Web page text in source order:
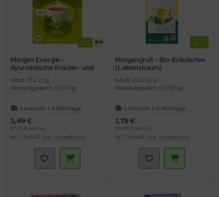
Morgen Energie -
Ayurvedische Kräuter- und
TEA)
Inhalt: 17 x 2,1 g
Versandgewicht: 0,071 kg
Lieferzeit: 1-4 Werktage
3,49 €
97,76 € pro 1 kg
inkl. 7 % MwSt. zzgl. Versandkosten
Morgengruß - Bio-Kräutertee
(Lebensbaum)
Inhalt: 20 x 1,5 g
Versandgewicht: 0,050 kg
Lieferzeit: 1-4 Werktage
2,79 €
93,00 € pro 1 kg
inkl. 7 % MwSt. zzgl. Versandkosten